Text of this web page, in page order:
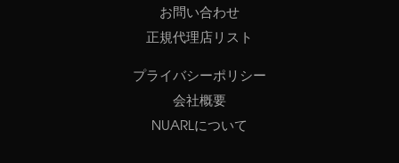
お問い合わせ
正規代理店リスト
プライバシーポリシー
会社概要
NUARLについて